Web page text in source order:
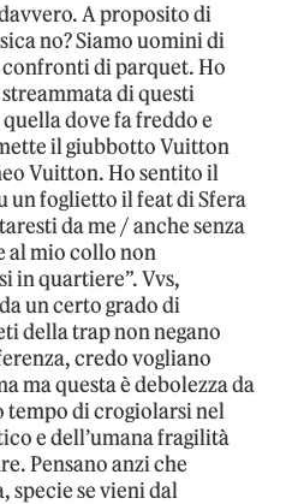
A proposito di
no? Siamo uomini di
di parquet. Ho
di questi
dove fa freddo e
il giubbotto Vuitton
Vuitton. Ho sentito il
un foglietto il feat di Sfera
da me / anche senza
al mio collo non
in quartiere”. Vvs,
un certo grado di
della trap non negano
credo vogliano
ma questa è debolezza da
tempo di crogiolarsi nel
e dell’umana fragilità
Pensano anzi che
specie se vieni dal